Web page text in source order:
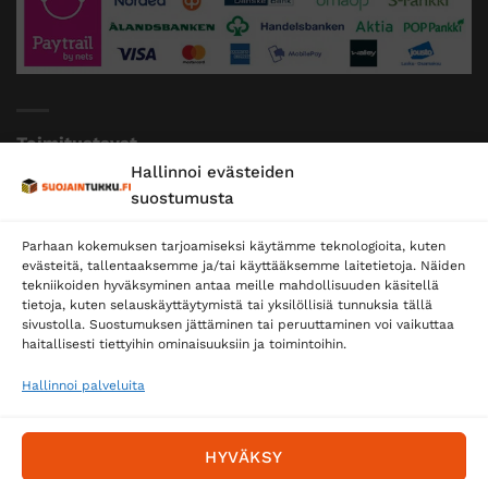
Hallinnoi evästeiden
suostumusta
Parhaan kokemuksen tarjoamiseksi käytämme teknologioita, kuten
evästeitä, tallentaaksemme ja/tai käyttääksemme laitetietoja. Näiden
tekniikoiden hyväksyminen antaa meille mahdollisuuden käsitellä
tietoja, kuten selauskäyttäytymistä tai yksilöllisiä tunnuksia tällä
sivustolla. Suostumuksen jättäminen tai peruuttaminen voi vaikuttaa
haitallisesti tiettyihin ominaisuuksiin ja toimintoihin.
Hallinnoi palveluita
HYVÄKSY
Toimitustavat
Posti
Postnord
Tilaa uutiskirje ja saat erikoisalennuksia